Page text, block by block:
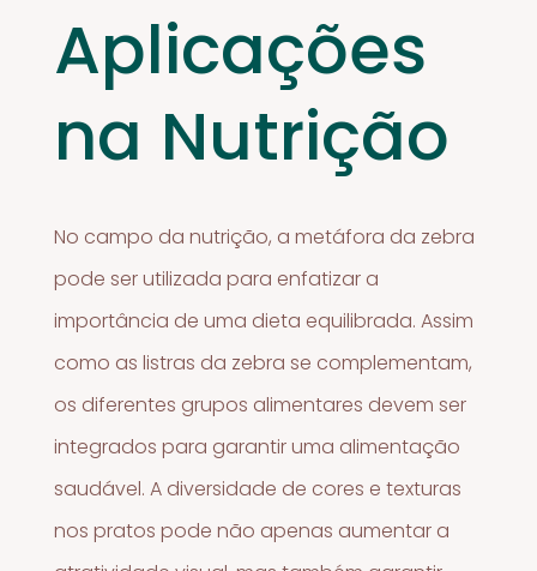
Aplicações
na Nutrição
No campo da nutrição, a metáfora da zebra
pode ser utilizada para enfatizar a
importância de uma dieta equilibrada. Assim
como as listras da zebra se complementam,
os diferentes grupos alimentares devem ser
integrados para garantir uma alimentação
saudável. A diversidade de cores e texturas
nos pratos pode não apenas aumentar a